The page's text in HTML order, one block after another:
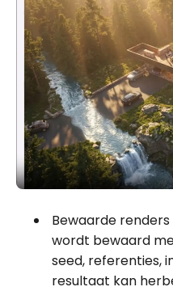
Bewaarde
wordt bewaard
seed, referenties,
resultaat kan